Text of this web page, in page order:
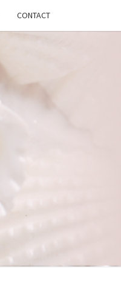
CONTACT